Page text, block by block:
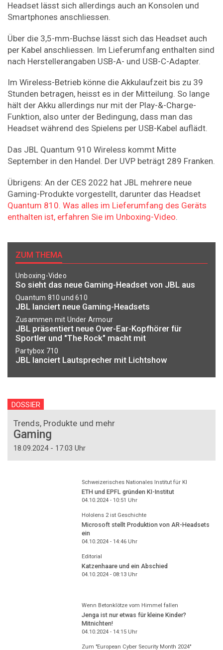
Headset lässt sich allerdings auch an Konsolen und
Smartphones anschliessen.
Über die 3,5-mm-Buchse lässt sich das Headset auch
per Kabel anschliessen. Im Lieferumfang enthalten sind
nach Herstellerangaben USB-A- und USB-C-Adapter.
Im Wireless-Betrieb könne die Akkulaufzeit bis zu 39
Stunden betragen, heisst es in der Mitteilung. So lange
hält der Akku allerdings nur mit der Play-&-Charge-
Funktion, also unter der Bedingung, dass man das
Headset während des Spielens per USB-Kabel auflädt.
Das JBL Quantum 910 Wireless kommt Mitte
September in den Handel. Der UVP beträgt 289 Franken.
Übrigens: An der CES 2022 hat JBL mehrere neue
Gaming-Produkte vorgestellt, darunter das Headset
Quantum 810. Was alles im Lieferumfang des Geräts
enthalten ist, erfahren Sie im Unboxing-Video.
ZUM THEMA
Unboxing-Video
So sieht das neue Gaming-Headset von JBL aus
Quantum 810 und 610
JBL lanciert neue Gaming-Headsets
Zusammen mit Under Armour
JBL präsentiert neue Over-Ear-Kopfhörer für
Sportler und "The Rock" macht mit
Partybox 710
JBL lanciert Lautsprecher mit Lichtshow
DOSSIER
Trends, Produkte und mehr
Gaming
18.09.2024 - 17:03 Uhr
Schweizerisches Nationales Institut für KI
ETH und EPFL gründen KI-Institut
04.10.2024 - 10:51 Uhr
Hololens 2 ist Geschichte
Microsoft stellt Produktion von AR-Headsets
ein
04.10.2024 - 14:46Uhr
Editorial
Katzenhaare und ein Abschied
04.10.2024 - 08:13Uhr
Wenn Betonklötze vom Himmel fallen
Jenga ist nur etwas für kleine Kinder?
Mitnichten!
04.10.2024 - 14:15Uhr
Zum "European Cyber Security Month 2024"